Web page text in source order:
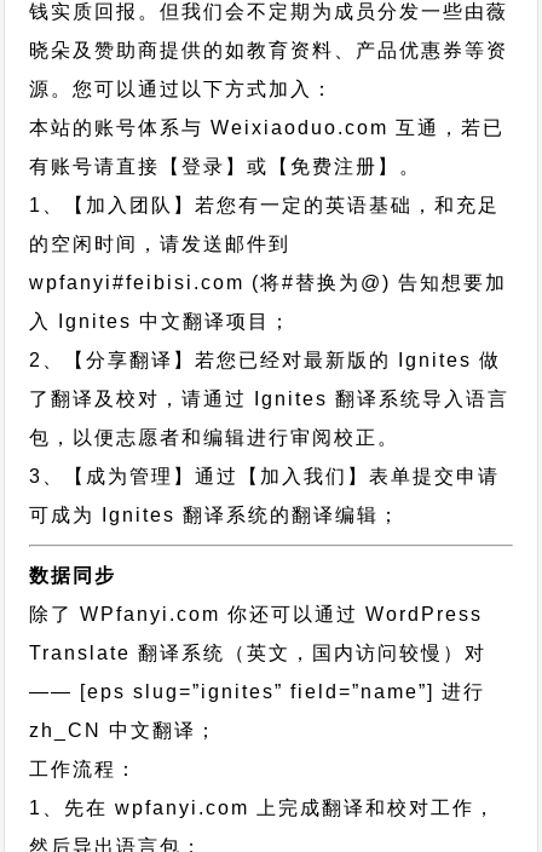
钱实质回报。但我们会不定期为成员分发一些由薇
晓朵及赞助商提供的如教育资料、产品优惠券等资
源。您可以通过以下方式加入：
本站的账号体系与Weixiaoduo.com 互通，若已
有账号请直接【登录】或【免费注册】。
1、【加入团队】若您有一定的英语基础，和充足
的空闲时间，请发送邮件到
wpfanyi#feibisi.com (将#替换为@) 告知想要加
入 Ignites 中文翻译项目；
2、【分享翻译】若您已经对最新版的 Ignites 做
了翻译及校对，请通过 Ignites 翻译系统导入语言
包，以便志愿者和编辑进行审阅校正。
3、【成为管理】通过【加入我们】表单提交申请
可成为 Ignites 翻译系统的翻译编辑；
数据同步
除了 WPfanyi.com 你还可以通过WordPress
Translate 翻译系统（英文，国内访问较慢）对
—— [eps slug=”ignites” field=”name”]进行
zh_CN
中文翻译；
工作流程：
1、先在 wpfanyi.com 上完成翻译和校对工作，
然后导出语言包；